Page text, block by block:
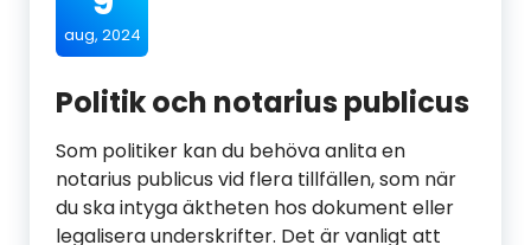
aug, 2024
Politik och notarius publicus
Som politiker kan du behöva anlita en
notarius publicus vid flera tillfällen, som när
du ska intyga äktheten hos dokument eller
legalisera underskrifter. Det är vanligt att